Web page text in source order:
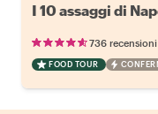
I 10 assaggi di
736 recensioni
FOOD TOUR